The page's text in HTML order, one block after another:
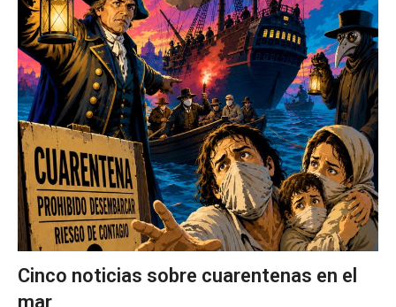
Cinco noticias sobre cuarentenas en el
mar